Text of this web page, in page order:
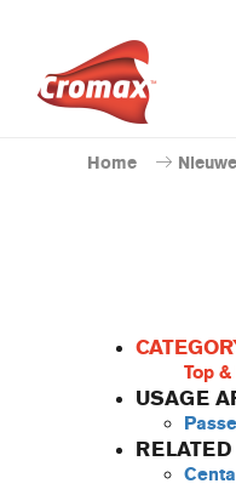
Home
Top
USAGE